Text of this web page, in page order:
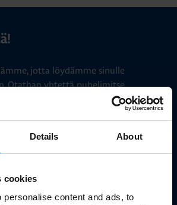
Details About
cookies
personalise content and ads, to
jotta löydämme sinulle
Otathan yhtettä puhelimitse,
kautta.